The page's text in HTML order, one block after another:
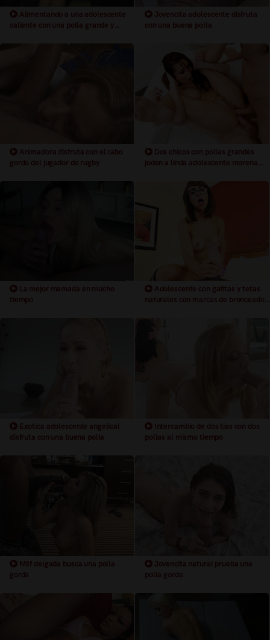
Alimentando a una adolescente
caliente con una polla grande y
Jovencita adolescente disfruta
con una buena polla
Animadora disfruta con el rabo
gordo del jugador de rugby
Dos chicos con pollas grandes
joden a linda adolescente morena
La mejor mamada en mucho
tiempo
Adolescente con gafitas y tetas
naturales con marcas de bronceado
Exotica adolescente angelical
disfruta con una buena polla
Intercambio de dos tias con dos
pollas al mismo tiempo
Milf delgada busca una polla
gorda
Jovencita natural prueba una
polla gorda